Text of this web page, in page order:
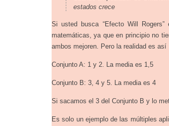
estados crece
Si usted busca “Efecto Will Rogers”
matemáticas, ya que en principio no
ambos mejoren. Pero la realidad es así
Conjunto A: 1 y 2. La media es 1,5
Conjunto B: 3, 4 y 5. La media es 4
Si sacamos el 3 del Conjunto B y lo
Es solo un ejemplo de las múltiples